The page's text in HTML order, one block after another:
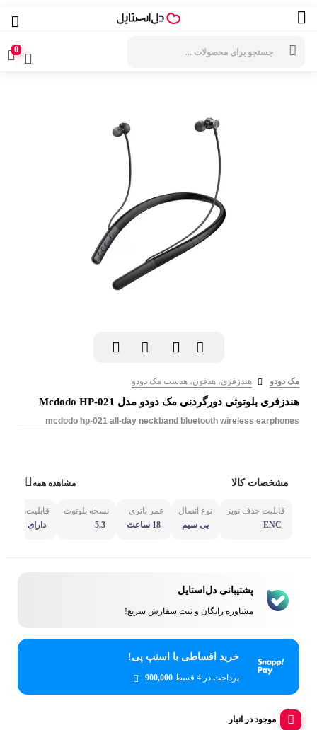
0
مک دودو هندزفری، هدفون، هدست مک دودو
هندزفری بلوتوثی دورگردنی مک دودو مدل Mcdodo HP-021
mcdodo hp-021 all-day neckband bluetooth wireless earphones
مشخصات کالا مشاهده همه
قابلیت حذف نویز
ENC
نوع اتصال
بی سیم
عمر باتری
18 ساعت
نسخه بلوتوث
5.3
قابلیت‌ها
دارای
پشتیبانی دل‌استایل
مشاوره رایگان و ثبت سفارش سریع!
خرید اقساطی با اسنپ پی!
پرداخت در 4 قسط 900,000
موجود در انبار